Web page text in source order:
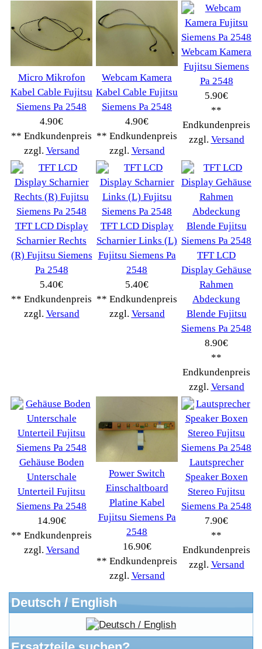
Drucker Kopierer
Elektroartikel->
(5309)
PC Computer->
(2543)
Handy Telefon(1053)
Fahrrad(76)
Autoteile->(161)
Wir akzeptieren
Informationen
Liefer- & Versandkosten
Datenschutzerklärung
Unsere AGBs
Kontakt
Impressum
RMA & Service
Winpoints
Kunden Werben
Mediadaten
FAQ Hilfe
Bewerbungen
Information
FAQ
Kostenloser Bannertausch von Myeparts.de
Copyright © 2026
Myeparts Handel Shop
Ersatzteile Gebrauchte Geldverdienen
Powered by osCommerce